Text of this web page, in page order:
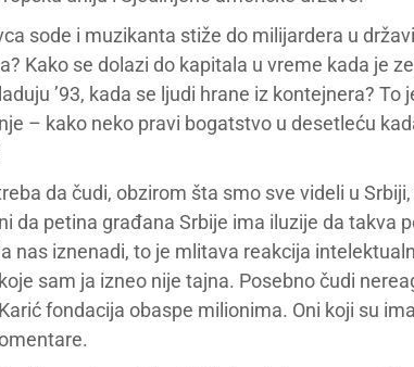
sode i muzikanta stiže do milijardera u
Kako se dolazi do kapitala u vreme kada je
’93, kada se ljudi hrane iz kontejnera?
– kako neko pravi bogatstvo u desetleću
da čudi, obzirom šta smo sve videli u
da petina građana Srbije ima iluzije da takva
nas iznenadi, to je mlitava reakcija
sam ja izneo nije tajna. Posebno čudi
fondacija obaspe milionima. Oni koji su